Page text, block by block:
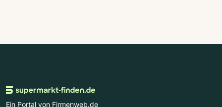
Ein Portal von Firmenweb.de